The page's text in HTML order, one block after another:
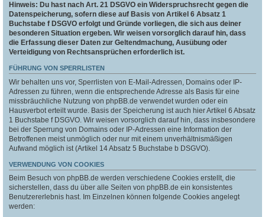
Hinweis: Du hast nach Art. 21 DSGVO ein Widerspruchsrecht gegen die
Datenspeicherung, sofern diese auf Basis von Artikel 6 Absatz 1
Buchstabe f DSGVO erfolgt und Gründe vorliegen, die sich aus deiner
besonderen Situation ergeben. Wir weisen vorsorglich darauf hin, dass
die Erfassung dieser Daten zur Geltendmachung, Ausübung oder
Verteidigung von Rechtsansprüchen erforderlich ist.
FÜHRUNG VON SPERRLISTEN
Wir behalten uns vor, Sperrlisten von E-Mail-Adressen, Domains oder IP-
Adressen zu führen, wenn die entsprechende Adresse als Basis für eine
missbräuchliche Nutzung von phpBB.de verwendet wurden oder ein
Hausverbot erteilt wurde. Basis der Speicherung ist auch hier Artikel 6 Absatz
1 Buchstabe f DSGVO. Wir weisen vorsorglich darauf hin, dass insbesondere
bei der Sperrung von Domains oder IP-Adressen eine Information der
Betroffenen meist unmöglich oder nur mit einem unverhältnismäßigen
Aufwand möglich ist (Artikel 14 Absatz 5 Buchstabe b DSGVO).
VERWENDUNG VON COOKIES
Beim Besuch von phpBB.de werden verschiedene Cookies erstellt, die
sicherstellen, dass du über alle Seiten von phpBB.de ein konsistentes
Benutzererlebnis hast. Im Einzelnen können folgende Cookies angelegt
werden: